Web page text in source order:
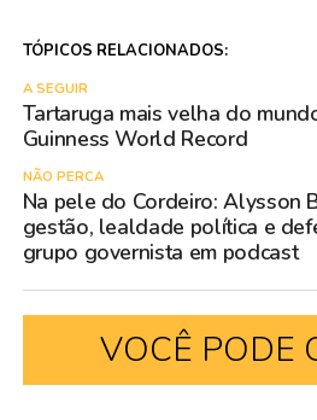
TÓPICOS RELACIONADOS:
A SEGUIR
Tartaruga mais velha do
Guinness World Record
NÃO PERCA
Na pele do Cordeiro: Alysson
gestão, lealdade política e
grupo governista em podcast
VOCÊ PODE